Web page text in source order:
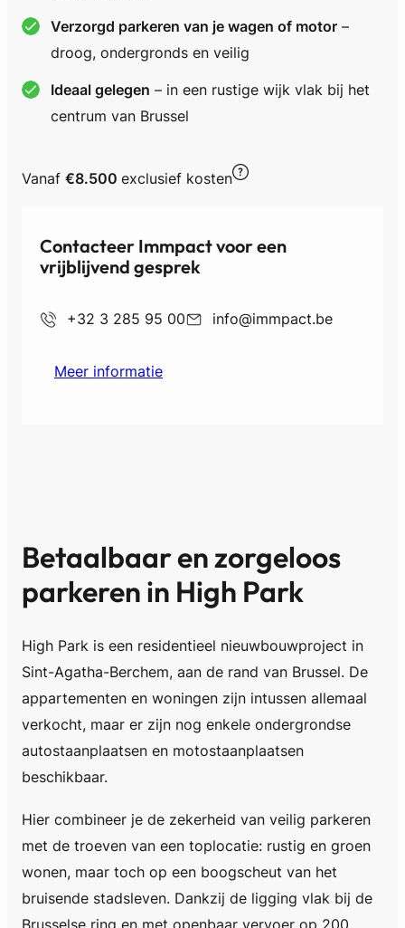
Verzorgd parkeren van je wagen of motor –
droog, ondergronds en veilig
Ideaal gelegen – in een rustige wijk vlak bij het
centrum van Brussel
Vanaf €8.500 exclusief kosten
Contacteer Immpact voor een
vrijblijvend gesprek
+32 3 285 95 00 info@immpact.be
Meer informatie
Betaalbaar en zorgeloos
parkeren in High Park
High Park is een residentieel nieuwbouwproject in
Sint-Agatha-Berchem, aan de rand van Brussel. De
appartementen en woningen zijn intussen allemaal
verkocht, maar er zijn nog enkele ondergrondse
autostaanplaatsen en motostaanplaatsen
beschikbaar.
Hier combineer je de zekerheid van veilig parkeren
met de troeven van een toplocatie: rustig en groen
wonen, maar toch op een boogscheut van het
bruisende stadsleven. Dankzij de ligging vlak bij de
Brusselse ring en met openbaar vervoer op 200